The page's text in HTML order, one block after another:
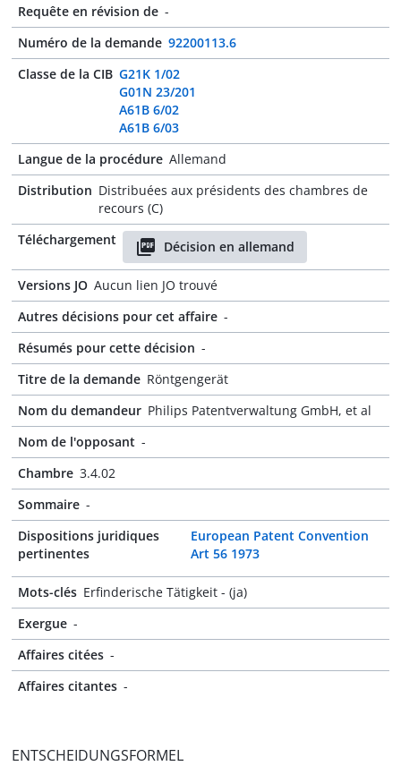
Requête en révision de -
Numéro de la demande 92200113.6
Classe de la CIB G21K 1/02
G01N 23/201
A61B 6/02
A61B 6/03
Langue de la procédure Allemand
Distribution Distribuées aux présidents des chambres de
recours (C)
Téléchargement
Décision en allemand
Versions JO Aucun lien JO trouvé
Autres décisions pour cet affaire -
Résumés pour cette décision -
Titre de la demande Röntgengerät
Nom du demandeur Philips Patentverwaltung GmbH, et al
Nom de l'opposant -
Chambre 3.4.02
Sommaire -
Dispositions juridiques
pertinentes
European Patent Convention
Art 56 1973
Mots-clés Erfinderische Tätigkeit - (ja)
Exergue -
Affaires citées -
Affaires citantes -
ENTSCHEIDUNGSFORMEL